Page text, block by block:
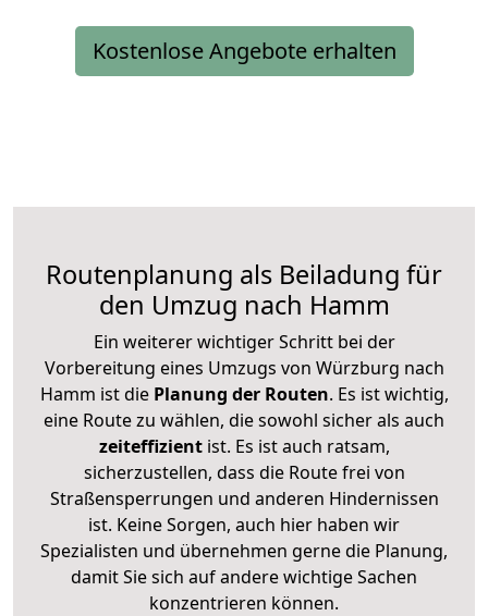
Kostenlose Angebote erhalten
Routenplanung als Beiladung für
den Umzug nach Hamm
Ein weiterer wichtiger Schritt bei der
Vorbereitung eines Umzugs von Würzburg nach
Hamm ist diePlanung der Routen. Es ist wichtig,
eine Route zu wählen, die sowohl sicher als auch
zeiteffizientist. Es ist auch ratsam,
sicherzustellen, dass die Route frei von
Straßensperrungen und anderen Hindernissen
ist. Keine Sorgen, auch hier haben wir
Spezialisten und übernehmen gerne die Planung,
damit Sie sich auf andere wichtige Sachen
konzentrieren können.